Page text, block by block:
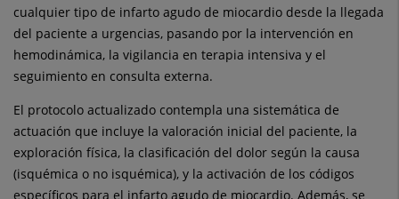
cualquier tipo de infarto agudo de miocardio desde la llegada
del paciente a urgencias, pasando por la intervención en
hemodinámica, la vigilancia en terapia intensiva y el
seguimiento en consulta externa.
El protocolo actualizado contempla una sistemática de
actuación que incluye la valoración inicial del paciente, la
exploración física, la clasificación del dolor según la causa
(isquémica o no isquémica), y la activación de los códigos
específicos para el infarto agudo de miocardio. Además, se